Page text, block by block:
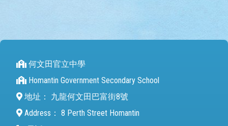
何文田官立中學
Homantin Government Secondary School
地址：
九龍何文田巴富街8號
Address： 8 Perth Street Homantin